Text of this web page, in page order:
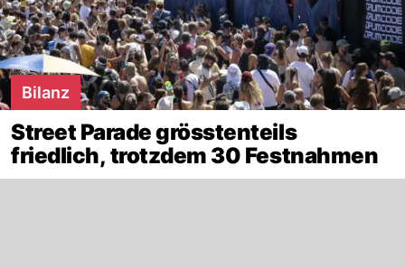
Bilanz
Street Parade grösstenteils
friedlich, trotzdem 30 Festnahmen